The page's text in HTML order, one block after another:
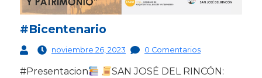
#Bicentenario
noviembre 26, 2023 0 Comentarios
#Presentacion
SAN JOSÉ DEL RINCÓN: